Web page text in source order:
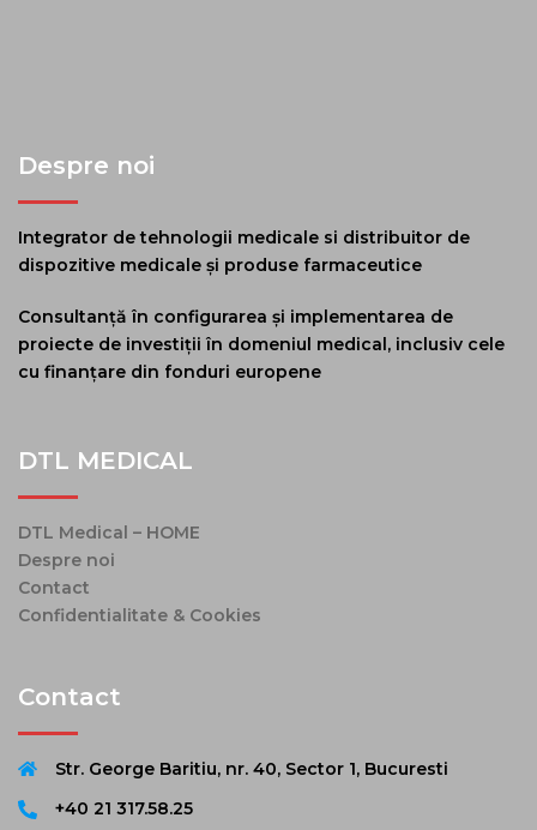
Despre noi
Integrator de tehnologii medicale si distribuitor de
dispozitive medicale și produse farmaceutice
Consultanță în configurarea și implementarea de
proiecte de investiții în domeniul medical, inclusiv cele
cu finanțare din fonduri europene
DTL MEDICAL
DTL Medical – HOME
Despre noi
Contact
Confidentialitate & Cookies
Contact
Str. George Baritiu, nr. 40, Sector 1, Bucuresti
+40 21 317.58.25